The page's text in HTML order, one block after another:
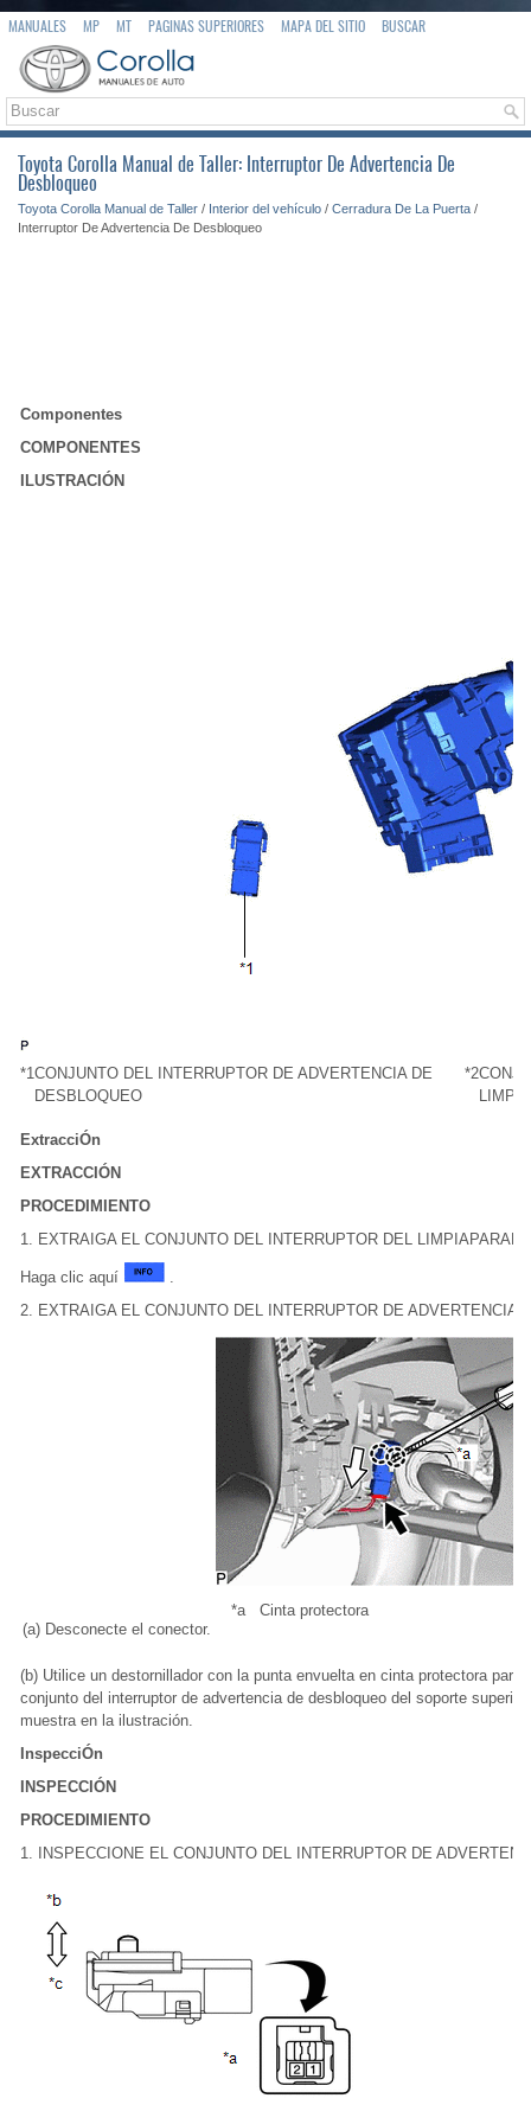
MANUALES MP MT PAGINAS SUPERIORES MAPA DEL SITIO BUSCAR
Toyota Corolla Manual de Taller: Interruptor De Advertencia De
Desbloqueo
Toyota Corolla Manual de Taller / Interior del vehículo / Cerradura De La Puerta /
Interruptor De Advertencia De Desbloqueo
Componentes
COMPONENTES
ILUSTRACIÓN
*1CONJUNTO DEL INTERRUPTOR DE ADVERTENCIA DE
DESBLOQUEO
*2
ExtracciÓn
EXTRACCIÓN
PROCEDIMIENTO
1. EXTRAIGA EL CONJUNTO DEL INTERRUPTOR DEL
Haga clic aquí
.
2. EXTRAIGA EL CONJUNTO DEL INTERRUPTOR DE ADVERTENCIA
(a) Desconecte el conector.
*a Cinta protectora
(b) Utilice un destornillador con la punta envuelta en cinta protectora para
conjunto del interruptor de advertencia de desbloqueo del soporte
muestra en la ilustración.
InspecciÓn
INSPECCIÓN
PROCEDIMIENTO
1. INSPECCIONE EL CONJUNTO DEL INTERRUPTOR DE